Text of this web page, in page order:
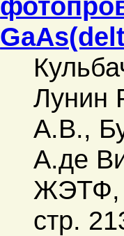
Лунин
А.В.,
А.де
ЖЭТФ,
стр.